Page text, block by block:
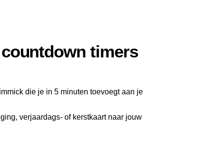
timers
die je in 5 minuten toevoegt aan je
verjaardags- of kerstkaart naar jouw